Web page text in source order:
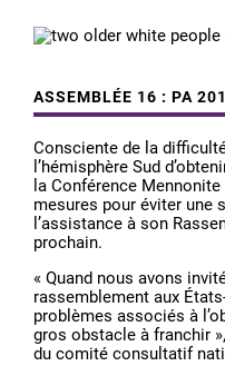
ASSEMBLÉE 16 : PA
Consciente de la
l’hémisphère Sud
la Conférence
mesures pour éviter
l’assistance à son
prochain.
« Quand nous avons
rassemblement aux
problèmes associés à
gros obstacle à franchir
du comité consultatif